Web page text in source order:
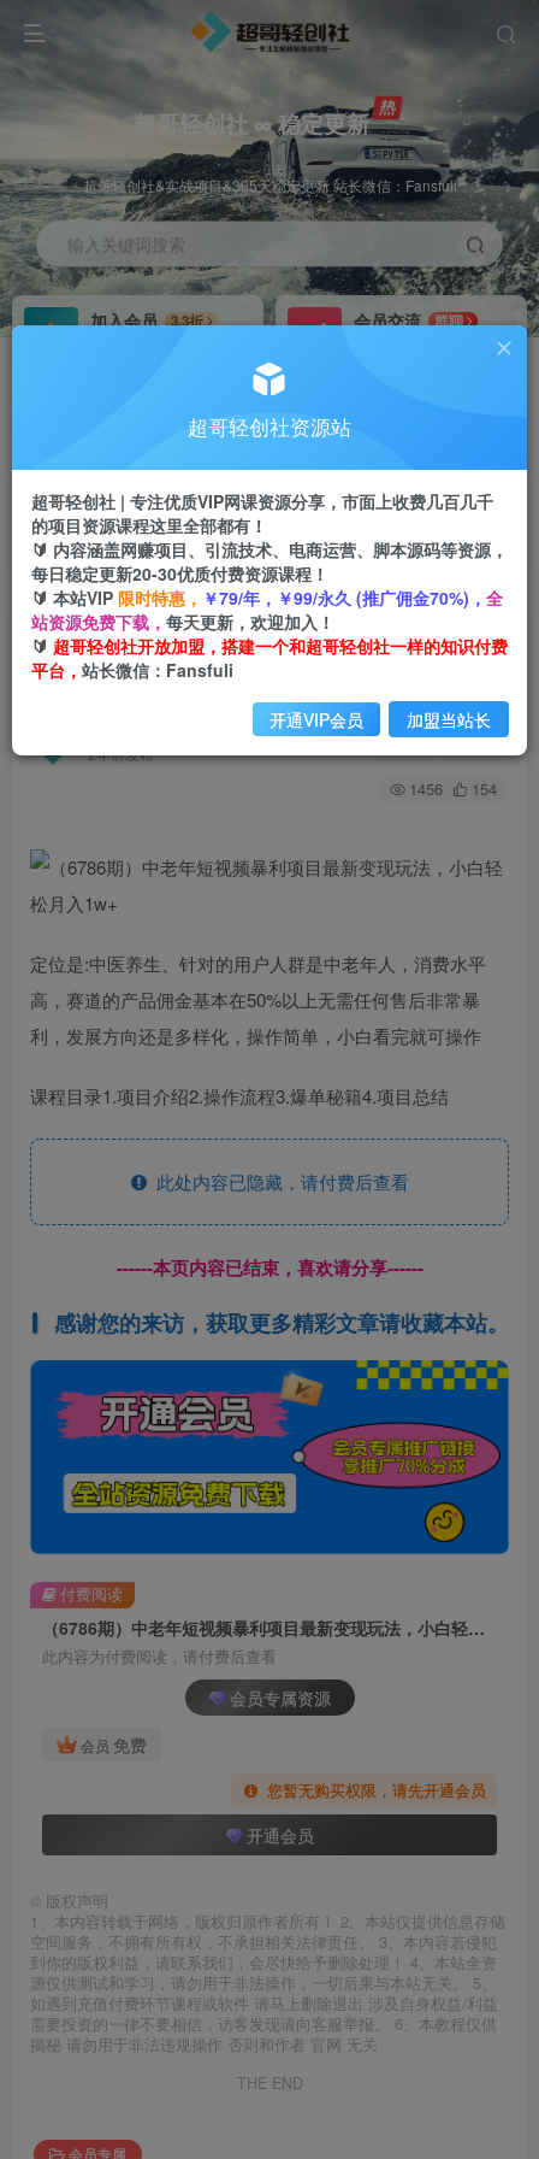
超哥轻创社 ∞ 稳定更新
超哥轻创社&实战项目&365天稳定更新 站长微信：Fansfuli
输入关键词搜索
加入会员
3.3折
会员交流
群聊
推广返佣高达70%
首页 创业课程 会员专属 正文
（6786期）中老年短视频暴利项目最新变现玩
法，小白轻松月入1w+
2年前发布
关注 私信
1456 154
定位是:中医养生、针对的用户人群是中老年人，消费水平
高，赛道的产品佣金基本在50%以上无需任何售后非常暴
利，发展方向还是多样化，操作简单，小白看完就可操作
课程目录1.项目介绍2.操作流程3.爆单秘籍4.项目总结
此处内容已隐藏，请付费后查看
------本页内容已结束，喜欢请分享------
感谢您的来访，获取更多精彩文章请收藏本站。
（6786期）中老年短视频暴利项目最新变现玩法，小白轻松月入1w+
此内容为付费阅读，请付费后查看
会员专属资源
会员 免费
您暂无购买权限，请先开通会员
开通会员
付费阅读
© 版权声明
1、本内容转载于网络，版权归原作者所有！ 2、本站仅提供信息存储
空间服务，不拥有所有权，不承担相关法律责任。 3、本内容若侵犯
到你的版权利益，请联系我们，会尽快给予删除处理！ 4、本站全资
源仅供测试和学习，请勿用于非法操作，一切后果与本站无关。 5、
如遇到充值付费环节课程或软件 请马上删除退出 涉及自身权益/利益
需要投资的一律不要相信，访客发现请向客服举报。 6、本教程仅供
揭秘 请勿用于非法违规操作 否则和作者 官网 无关
THE END
会员专属
超哥轻创社资源站
超哥轻创社 | 专注优质VIP网课资源分享，市面上收费几百几千
的项目资源课程这里全部都有！
🔰 内容涵盖网赚项目、引流技术、电商运营、脚本源码等资源，
每日稳定更新20-30优质付费资源课程！
🔰 本站VIP 限时特惠， ￥79/年，￥99/永久 (推广佣金70%)， 全
站资源免费下载， 每天更新，欢迎加入！
🔰 超哥轻创社开放加盟，搭建一个和超哥轻创社一样的知识付费
平台， 站长微信：Fansfuli
开通VIP会员 加盟当站长